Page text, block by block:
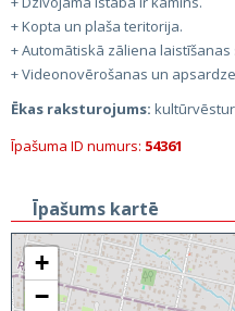
+ Kopta un plaša teritorija.
+ Automātiskā zāliena laistīšanas
+ Videonovērošanas un
Ēkas raksturojums:
Īpašuma ID numurs: 54361
Īpašums kartē
+
−